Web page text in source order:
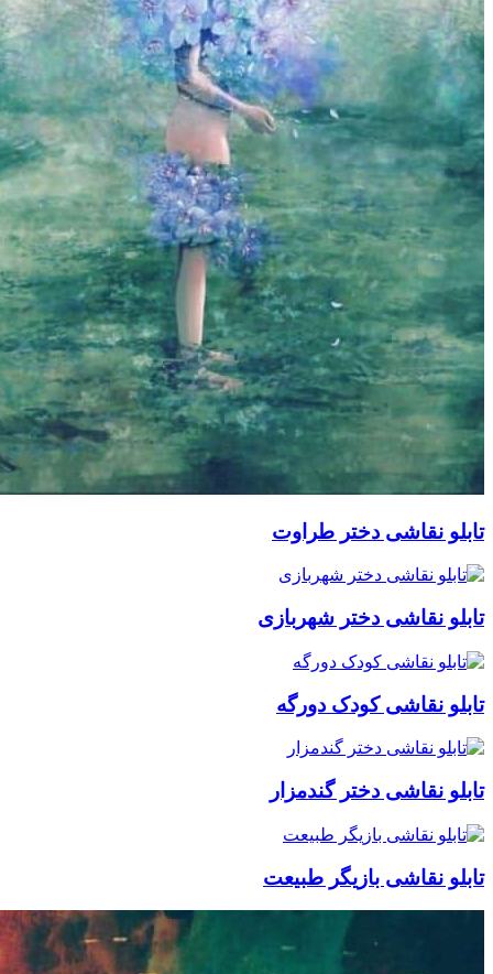
دختر طراوت
دختر شهربازی
کودک دورگه
دختر گندمزار
بازیگر طبیعت